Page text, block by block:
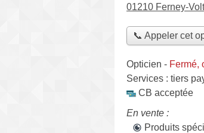
01210 Ferney-
📞 Appeler cet
Opticien - Fermé,
Services : tiers
CB acceptée
En vente :
Produits